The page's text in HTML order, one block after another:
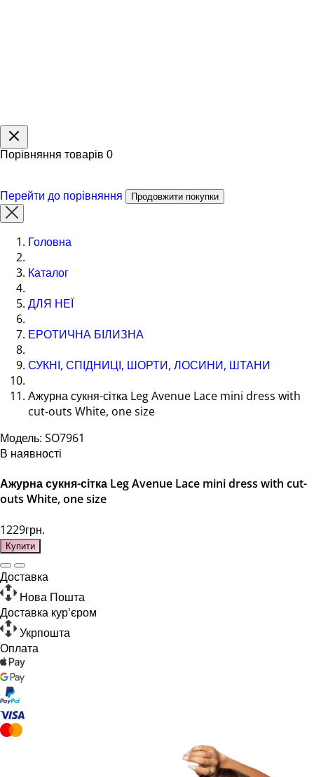
Порівняння товарів 0
Перейти до порівняння Продовжити покупки
Головна
Каталог
ДЛЯ НЕЇ
ЕРОТИЧНА БІЛИЗНА
СУКНІ, СПІДНИЦІ, ШОРТИ, ЛОСИНИ, ШТАНИ
Ажурна сукня-сітка Leg Avenue Lace mini dress with
cut-outs White, one size
Модель: SO7961
В наявності
Ажурна сукня-сітка Leg Avenue Lace mini dress with cut-
outs White, one size
1229грн.
Купити
Доставка
Нова Пошта
Доставка кур'єром
Укрпошта
Оплата